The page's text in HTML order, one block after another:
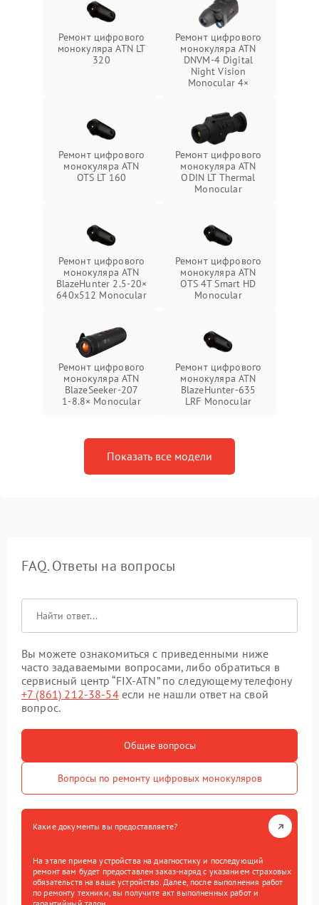
Ремонт цифрового
монокуляра ATN LT
320
Ремонт цифрового
монокуляра ATN
DNVM-4 Digital
Night Vision
Monocular 4×
Ремонт цифрового
монокуляра ATN
OTS LT 160
Ремонт цифрового
монокуляра ATN
ODIN LT Thermal
Monocular
Ремонт цифрового
монокуляра ATN
BlazeHunter 2.5‑20×
640x512 Monocular
Ремонт цифрового
монокуляра ATN
OTS 4T Smart HD
Monocular
Ремонт цифрового
монокуляра ATN
BlazeSeeker‑207
1‑8.8× Monocular
Ремонт цифрового
монокуляра ATN
BlazeHunter‑635
LRF Monocular
Показать все модели
FAQ. Ответы на вопросы
Вы можете ознакомиться с приведенными ниже
часто задаваемыми вопросами, либо обратиться в
сервисный центр “FIX-ATN” по следующему телефону
+7 (861) 212-38-54если не нашли ответ на свой
вопрос.
Общие вопросы
Вопросы по ремонту цифровых монокуляров
Какие документы вы предоставляете?
На этапе приема устройства на диагностику и последующий
ремонт вам будет предоставлен заказ-наряд с указанием страховых
обязательств на ваше устройство. Далее, после выполнения работ
по ремонту техники, вы получите акт выполненных работ и